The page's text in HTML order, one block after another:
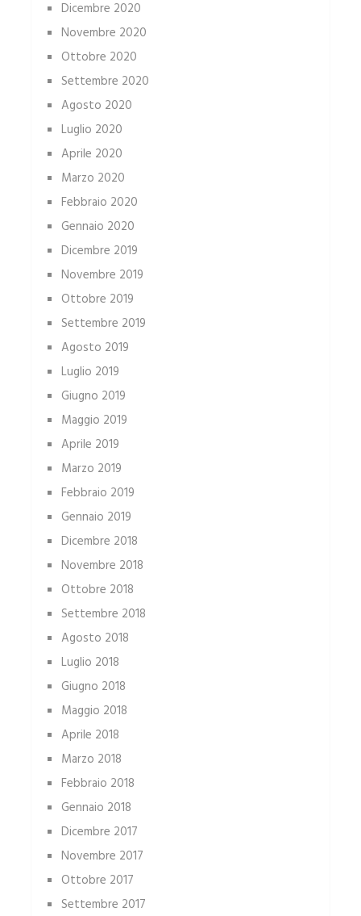
Dicembre 2020
Novembre 2020
Ottobre 2020
Settembre 2020
Agosto 2020
Luglio 2020
Aprile 2020
Marzo 2020
Febbraio 2020
Gennaio 2020
Dicembre 2019
Novembre 2019
Ottobre 2019
Settembre 2019
Agosto 2019
Luglio 2019
Giugno 2019
Maggio 2019
Aprile 2019
Marzo 2019
Febbraio 2019
Gennaio 2019
Dicembre 2018
Novembre 2018
Ottobre 2018
Settembre 2018
Agosto 2018
Luglio 2018
Giugno 2018
Maggio 2018
Aprile 2018
Marzo 2018
Febbraio 2018
Gennaio 2018
Dicembre 2017
Novembre 2017
Ottobre 2017
Settembre 2017